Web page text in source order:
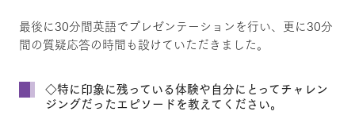
最後に30分間英語でプレゼンテーションを行い、更に30分
間の質疑応答の時間も設けていただきました。
◇特に印象に残っている体験や自分にとってチャレン
ジングだったエピソードを教えてください。